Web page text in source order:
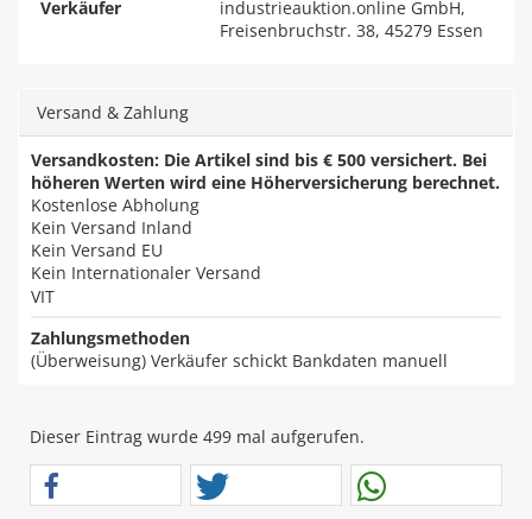
Verkäufer
industrieauktion.online GmbH,
Freisenbruchstr. 38, 45279 Essen
Versand & Zahlung
Versandkosten: Die Artikel sind bis € 500 versichert. Bei
höheren Werten wird eine Höherversicherung berechnet.
Kostenlose Abholung
Kein Versand Inland
Kein Versand EU
Kein Internationaler Versand
VIT
Zahlungsmethoden
(Überweisung) Verkäufer schickt Bankdaten manuell
Dieser Eintrag wurde 499 mal aufgerufen.